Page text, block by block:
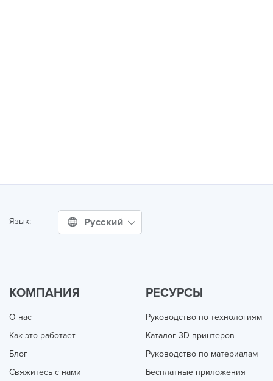
Язык: Русский
КОМПАНИЯ
О нас
Как это работает
Блог
Свяжитесь с нами
РЕСУРСЫ
Руководство по технологиям
Каталог 3D принтеров
Руководство по материалам
Бесплатные приложения